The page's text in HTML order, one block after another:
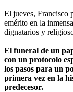
El jueves, Francisco
emérito en la
dignatarios y
El funeral de un
con un protocolo
los pasos para un
primera vez en la
predecesor.